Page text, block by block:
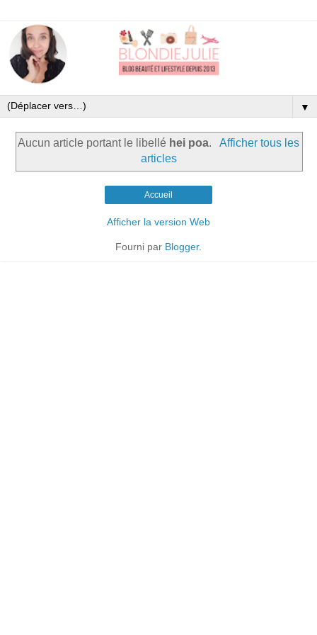
▼
Aucun article portant le libellé hei poa.
Afficher tous les
articles
Accueil
Afficher la version Web
Fourni par Blogger.